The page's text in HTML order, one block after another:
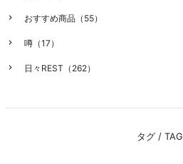
おすすめ商品（55）
噂（17）
日々REST（262）
タグ / TAG